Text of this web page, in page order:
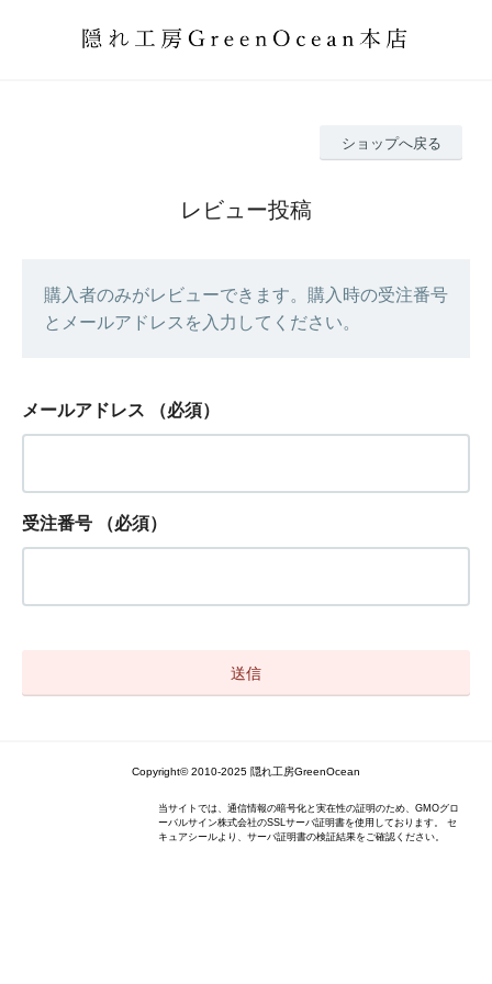
ショップへ戻る
レビュー投稿
購入者のみがレビューできます。購入時の受注番号
とメールアドレスを入力してください。
メールアドレス （必須）
受注番号 （必須）
Copyright© 2010-2025 隠れ工房GreenOcean
当サイトでは、通信情報の暗号化と実在性の証明のため、GMOグロ
ーバルサイン株式会社のSSLサーバ証明書を使用しております。 セ
キュアシールより、サーバ証明書の検証結果をご確認ください。